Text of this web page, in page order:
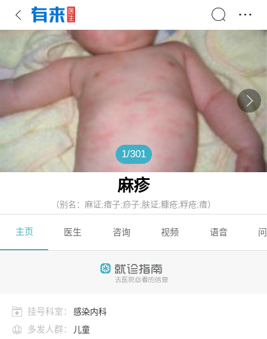
1/301
麻疹
（别名：麻证;瘄子;痧子;肤证;糠疮;粰疮;瘄）
主页 医生 咨询 视频 语音
挂号科室： 感染内科
多发人群： 儿童